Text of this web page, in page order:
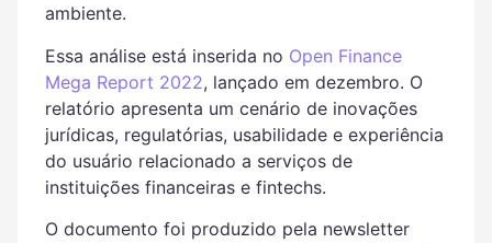
ambiente.
Essa análise está inserida no Open Finance
Mega Report 2022, lançado em dezembro. O
relatório apresenta um cenário de inovações
jurídicas, regulatórias, usabilidade e experiência
do usuário relacionado a serviços de
instituições financeiras e fintechs.
O documento foi produzido pela newsletter